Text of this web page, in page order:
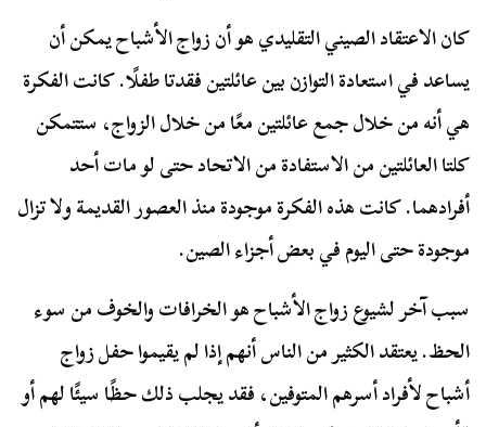
كان الاعتقاد الصيني التقليدي هو أن زواج الأشباح يمكن أن
يساعد في استعادة التوازن بين عائلتين فقدتا طفلًا. كانت الفكرة
هي أنه من خلال جمع عائلتين معًا من خلال الزواج، ستتمكن
كلتا العائلتين من الاستفادة من الاتحاد حتى لو مات أحد
أفرادهما. كانت هذه الفكرة موجودة منذ العصور القديمة ولا تزال
موجودة حتى اليوم في بعض أجزاء الصين.
سبب آخر لشيوع زواج الأشباح هو الخرافات والخوف من سوء
الحظ. يعتقد الكثير من الناس أنهم إذا لم يقيموا حفل زواج
أشباح لأفراد أسرهم المتوفين، فقد يجلب ذلك حظًا سيئًا لهم أو